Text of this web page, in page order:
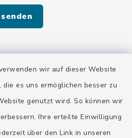
wir auf dieser Website
die es uns ermöglichen besser zu
genutzt wird. So können wir
Ihre erteilte Einwilligung
über den Link in unseren